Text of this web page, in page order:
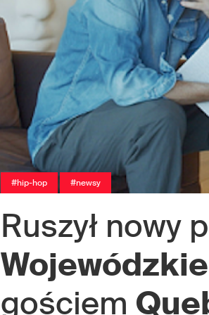
#hip-hop #newsy
Ruszył nowy
gościem